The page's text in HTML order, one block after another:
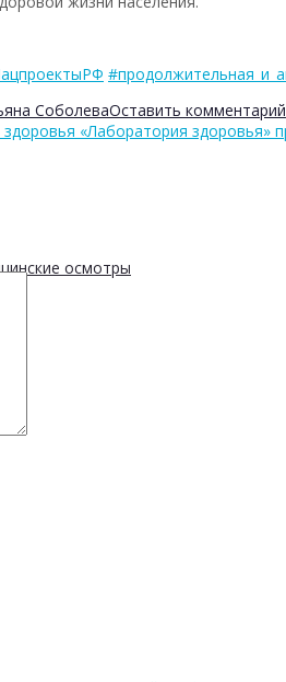
осмотры
СоболеваОставить комментарий
«Лаборатория здоровья»